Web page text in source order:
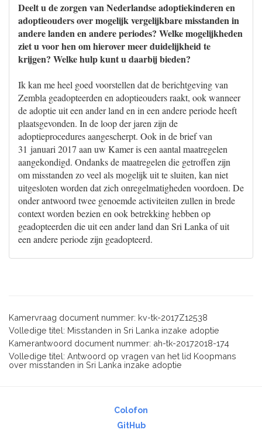
Deelt u de zorgen van Nederlandse adoptiekinderen en
adoptieouders over mogelijk vergelijkbare misstanden in
andere landen en andere periodes? Welke mogelijkheden
ziet u voor hen om hierover meer duidelijkheid te
krijgen? Welke hulp kunt u daarbij bieden?
Ik kan me heel goed voorstellen dat de berichtgeving van
Zembla geadopteerden en adoptieouders raakt, ook wanneer
de adoptie uit een ander land en in een andere periode heeft
plaatsgevonden. In de loop der jaren zijn de
adoptieprocedures aangescherpt. Ook in de brief van
31 januari 2017 aan uw Kamer is een aantal maatregelen
aangekondigd. Ondanks de maatregelen die getroffen zijn
om misstanden zo veel als mogelijk uit te sluiten, kan niet
uitgesloten worden dat zich onregelmatigheden voordoen. De
onder antwoord twee genoemde activiteiten zullen in brede
context worden bezien en ook betrekking hebben op
geadopteerden die uit een ander land dan Sri Lanka of uit
een andere periode zijn geadopteerd.
Kamervraag document nummer: kv-tk-2017Z12538
Volledige titel: Misstanden in Sri Lanka inzake adoptie
Kamerantwoord document nummer: ah-tk-20172018-174
Volledige titel: Antwoord op vragen van het lid Koopmans
over misstanden in Sri Lanka inzake adoptie
Colofon
GitHub